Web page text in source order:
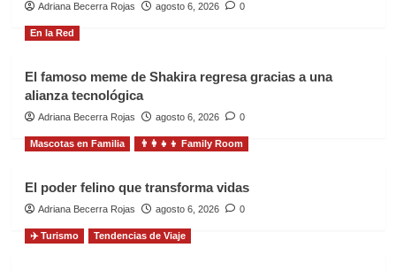
Adriana Becerra Rojas agosto 6, 2026 0
En la Red
El famoso meme de Shakira regresa gracias a una
alianza tecnológica
Adriana Becerra Rojas agosto 6, 2026 0
Mascotas en Familia 👨‍👩‍👧‍👦 Family Room
El poder felino que transforma vidas
Adriana Becerra Rojas agosto 6, 2026 0
✈️ Turismo Tendencias de Viaje